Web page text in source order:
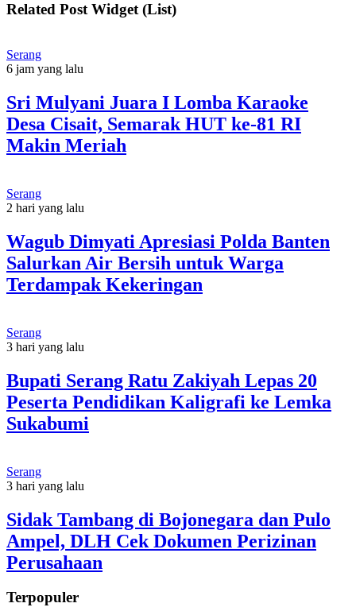
Related Post Widget (List)
Serang
6 jam yang lalu
Sri Mulyani Juara I Lomba Karaoke
Desa Cisait, Semarak HUT ke-81 RI
Makin Meriah
Serang
2 hari yang lalu
Wagub Dimyati Apresiasi Polda Banten
Salurkan Air Bersih untuk Warga
Terdampak Kekeringan
Serang
3 hari yang lalu
Bupati Serang Ratu Zakiyah Lepas 20
Peserta Pendidikan Kaligrafi ke Lemka
Sukabumi
Serang
3 hari yang lalu
Sidak Tambang di Bojonegara dan Pulo
Ampel, DLH Cek Dokumen Perizinan
Perusahaan
Terpopuler